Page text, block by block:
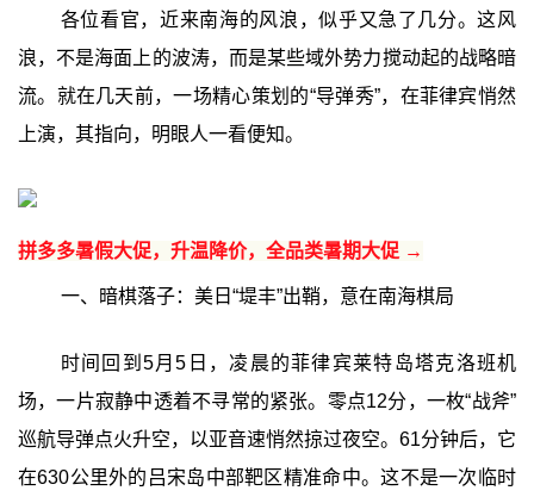
各位看官，近来南海的风浪，似乎又急了几分。这风
浪，不是海面上的波涛，而是某些域外势力搅动起的战略暗
流。就在几天前，一场精心策划的“导弹秀”，在菲律宾悄然
上演，其指向，明眼人一看便知。
拼多多暑假大促，升温降价，全品类暑期大促 →
一、暗棋落子：美日“堤丰”出鞘，意在南海棋局
时间回到5月5日，凌晨的菲律宾莱特岛塔克洛班机
场，一片寂静中透着不寻常的紧张。零点12分，一枚“战斧”
巡航导弹点火升空，以亚音速悄然掠过夜空。61分钟后，它
在630公里外的吕宋岛中部靶区精准命中。这不是一次临时